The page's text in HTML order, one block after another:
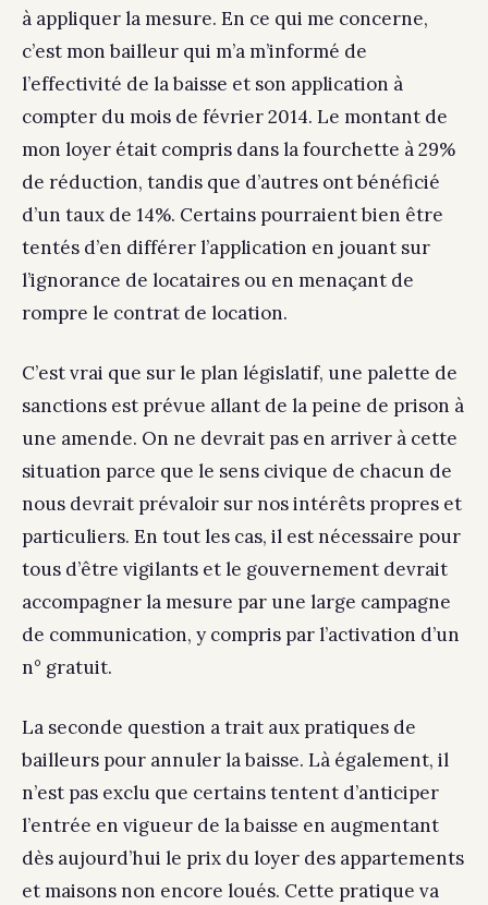
à appliquer la mesure. En ce qui me concerne,
c’est mon bailleur qui m’a m’informé de
l’effectivité de la baisse et son application à
compter du mois de février 2014. Le montant de
mon loyer était compris dans la fourchette à 29%
de réduction, tandis que d’autres ont bénéficié
d’un taux de 14%. Certains pourraient bien être
tentés d’en différer l’application en jouant sur
l’ignorance de locataires ou en menaçant de
rompre le contrat de location.
C’est vrai que sur le plan législatif, une palette de
sanctions est prévue allant de la peine de prison à
une amende. On ne devrait pas en arriver à cette
situation parce que le sens civique de chacun de
nous devrait prévaloir sur nos intérêts propres et
particuliers. En tout les cas, il est nécessaire pour
tous d’être vigilants et le gouvernement devrait
accompagner la mesure par une large campagne
de communication, y compris par l’activation d’un
n° gratuit.
La seconde question a trait aux pratiques de
bailleurs pour annuler la baisse. Là également, il
n’est pas exclu que certains tentent d’anticiper
l’entrée en vigueur de la baisse en augmentant
dès aujourd’hui le prix du loyer des appartements
et maisons non encore loués. Cette pratique va